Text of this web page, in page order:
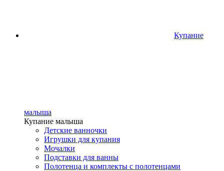
Купание
малыша
Купание малыша
Детские ванночки
Игрушки для купания
Мочалки
Подставки для ванны
Полотенца и комплекты с полотенцами